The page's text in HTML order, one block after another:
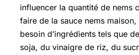
influencer la quantité de nems
faire de la sauce nems maison,
besoin d’ingrédients tels que
soja, du vinaigre de riz, du